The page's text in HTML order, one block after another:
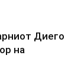
Диего
на